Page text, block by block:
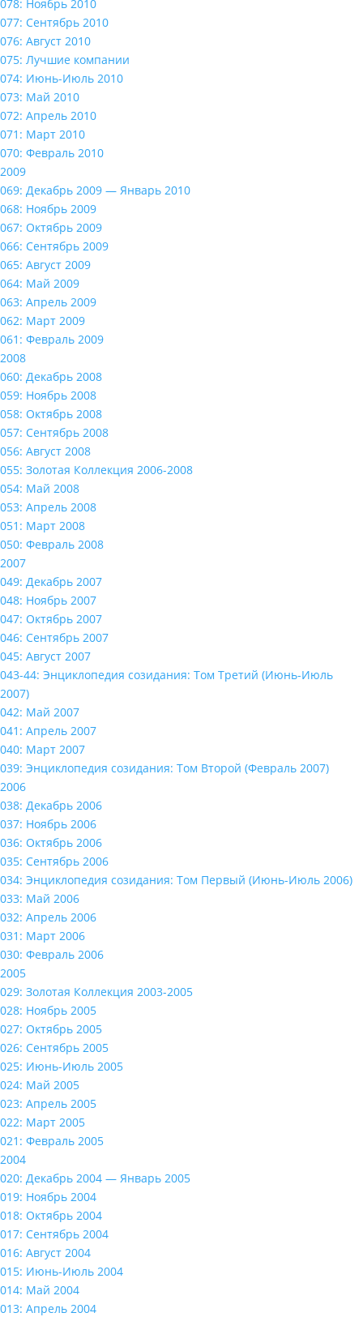
078: Ноябрь 2010
077: Сентябрь 2010
076: Август 2010
075: Лучшие компании
074: Июнь-Июль 2010
073: Май 2010
072: Апрель 2010
071: Март 2010
070: Февраль 2010
2009
069: Декабрь 2009 — Январь 2010
068: Ноябрь 2009
067: Октябрь 2009
066: Сентябрь 2009
065: Август 2009
064: Май 2009
063: Апрель 2009
062: Март 2009
061: Февраль 2009
2008
060: Декабрь 2008
059: Ноябрь 2008
058: Октябрь 2008
057: Сентябрь 2008
056: Август 2008
055: Золотая Коллекция 2006-2008
054: Май 2008
053: Апрель 2008
051: Март 2008
050: Февраль 2008
2007
049: Декабрь 2007
048: Ноябрь 2007
047: Октябрь 2007
046: Сентябрь 2007
045: Август 2007
043-44: Энциклопедия созидания: Том Третий (Июнь-Июль
2007)
042: Май 2007
041: Апрель 2007
040: Март 2007
039: Энциклопедия созидания: Том Второй (Февраль 2007)
2006
038: Декабрь 2006
037: Ноябрь 2006
036: Октябрь 2006
035: Сентябрь 2006
034: Энциклопедия созидания: Том Первый (Июнь-Июль 2006)
033: Май 2006
032: Апрель 2006
031: Март 2006
030: Февраль 2006
2005
029: Золотая Коллекция 2003-2005
028: Ноябрь 2005
027: Октябрь 2005
026: Сентябрь 2005
025: Июнь-Июль 2005
024: Май 2005
023: Апрель 2005
022: Март 2005
021: Февраль 2005
2004
020: Декабрь 2004 — Январь 2005
019: Ноябрь 2004
018: Октябрь 2004
017: Сентябрь 2004
016: Август 2004
015: Июнь-Июль 2004
014: Май 2004
013: Апрель 2004